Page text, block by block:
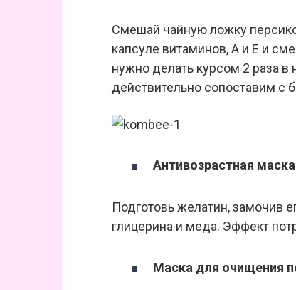
Смешай чайную ложку
капсуле витаминов, А и Е и
нужно делать курсом 2 раза
действительно сопоставим с
Антивозрастная маска
Подготовь желатин, замочив
глицерина и меда. Эффект
Маска для очищения